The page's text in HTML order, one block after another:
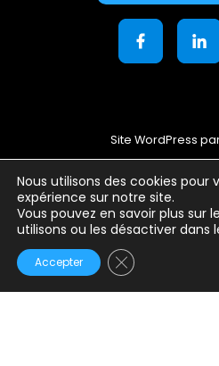
Nous utilisons des cookies pour
expérience sur notre site.
Vous pouvez en savoir plus sur
utilisons ou les désactiver dans
Accepter Fermer la
Site WordPress
Mentions
Conditions
Politique de